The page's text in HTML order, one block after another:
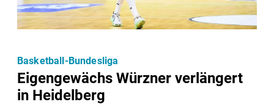
Eigengewächs Würzner verlängert
in Heidelberg
Basketball-Bundesliga